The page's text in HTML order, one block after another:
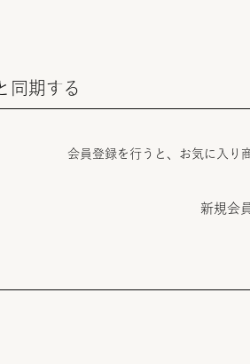
同期する
会員登録を行うと、お気に入り
新規会